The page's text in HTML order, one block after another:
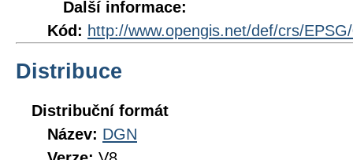
Další informace:
Kód: http://www.opengis.net/def/crs/
Distribuce
Distribuční formát
Název: DGN